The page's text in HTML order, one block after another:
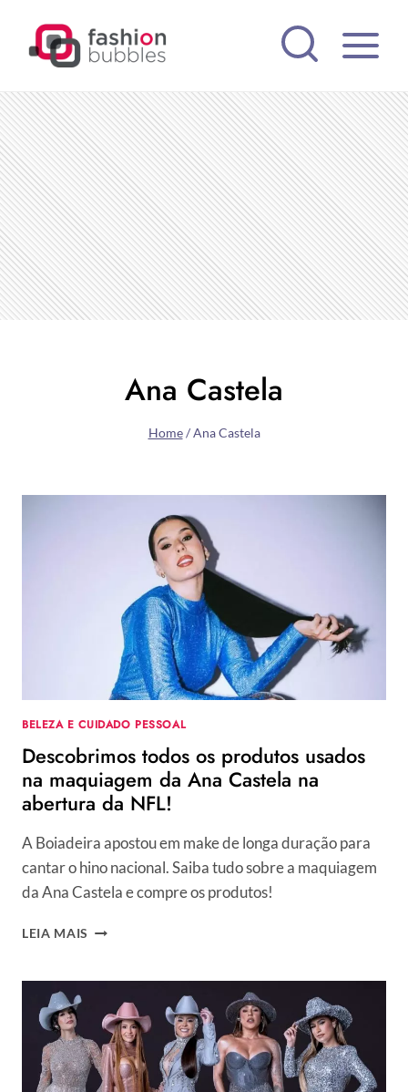
Ana Castela
Home / Ana Castela
BELEZA E CUIDADO PESSOAL
Descobrimos todos os produtos usados
na maquiagem da Ana Castela na
abertura da NFL!
A Boiadeira apostou em make de longa duração para
cantar o hino nacional. Saiba tudo sobre a maquiagem
da Ana Castela e compre os produtos!
LEIA MAIS DESCOBRIMOS
PRODUTOS
USADOS
NA
MAQUIAGEM
DA
ANA